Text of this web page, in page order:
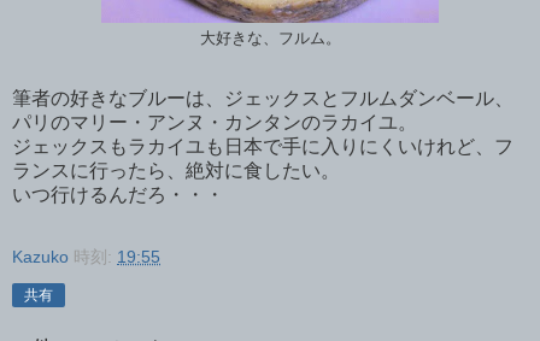
大好きな、フルム。
筆者の好きなブルーは、ジェックスとフルムダンベール、
パリのマリー・アンヌ・カンタンのラカイユ。
ジェックスもラカイユも日本で手に入りにくいけれど、フ
ランスに行ったら、絶対に食したい。
いつ行けるんだろ・・・
Kazuko 時刻: 19:55
共有